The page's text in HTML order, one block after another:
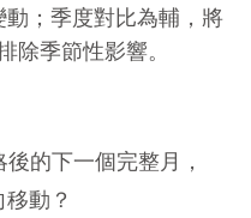
；季度對比為輔，將
除季節性影響。
後的下一個完整月，
動？